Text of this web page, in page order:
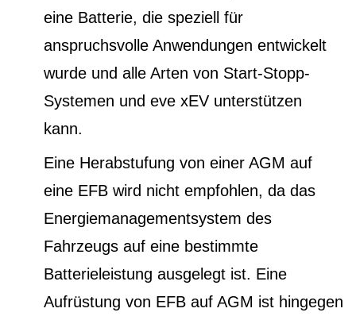
eine Batterie, die speziell für
anspruchsvolle Anwendungen entwickelt
wurde und alle Arten von Start-Stopp-
Systemen und eve xEV unterstützen
kann.
Eine Herabstufung von einer AGM auf
eine EFB wird nicht empfohlen, da das
Energiemanagementsystem des
Fahrzeugs auf eine bestimmte
Batterieleistung ausgelegt ist. Eine
Aufrüstung von EFB auf AGM ist hingegen